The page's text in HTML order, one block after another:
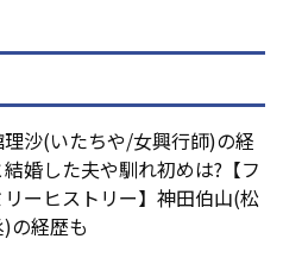
沙(いたちや/女興行師)の経
婚した夫や馴れ初めは?【フ
リーヒストリー】神田伯山(松
の経歴も